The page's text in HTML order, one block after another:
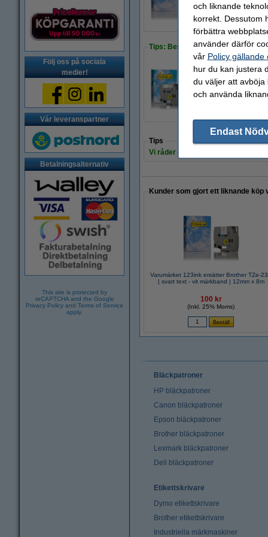
Följ oss på sociala
medier!
Vår leveranspartner
Betalningsalternativ
This site is protected by
reCAPTCHA and the Google
Privacy Policy and Terms of Service
apply.
Tips: Beställ multipack!
225 kr
Tips
Vi råder er att beställa denna
Kunder som gjort ett liknande
Varumärket 123ink ersätter Brother TZe-
| svart text - vit märkband | 12mm x 8m
100 kr
(Inkl. 25% Moms)
Bläckpatroner
HP bläckpatroner
Canon bläckpatroner
Epson bläckpatroner
Brother bläckpatroner
Lexmark bläckpatroner
Dell bläckpatroner
Etikettskrivare
Dymo etikettskrivare
Brother etikettskrivare
Industriella märkmaskiner
och liknande
korrekt. Dessutom
förbättra
använder därför
vår Policy gällande
hur du kan justera
du väljer att avböja
och använda
Endast